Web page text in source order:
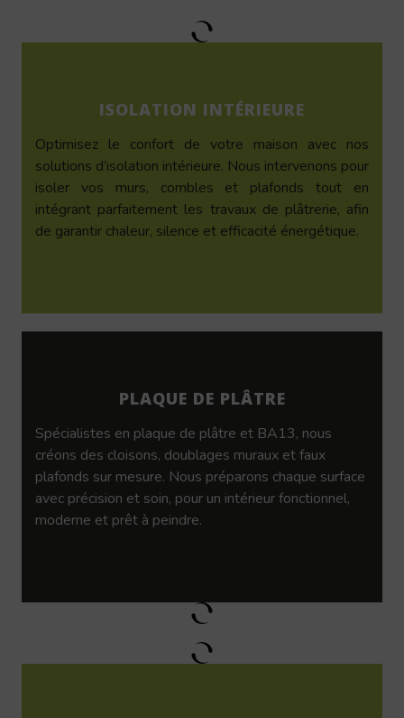
ISOLATION INTÉRIEURE
Optimisez le confort de votre maison avec nos
solutions d’isolation intérieure. Nous intervenons pour
isoler vos murs, combles et plafonds tout en
intégrant parfaitement les travaux de plâtrerie, afin
de garantir chaleur, silence et efficacité énergétique.
PLAQUE DE PLÂTRE
Spécialistes en plaque de plâtre et BA13, nous
créons des cloisons, doublages muraux et faux
plafonds sur mesure. Nous préparons chaque surface
avec précision et soin, pour un intérieur fonctionnel,
moderne et prêt à peindre.